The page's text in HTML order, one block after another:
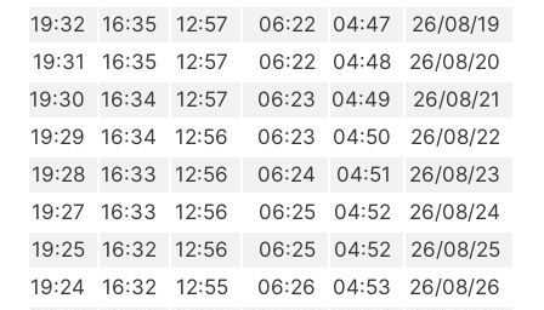
26/08/19
04:47
06:22
12:57
16:35
19:32
26/08/20
04:48
06:22
12:57
16:35
19:31
26/08/21
04:49
06:23
12:57
16:34
19:30
26/08/22
04:50
06:23
12:56
16:34
19:29
26/08/23
04:51
06:24
12:56
16:33
19:28
26/08/24
04:52
06:25
12:56
16:33
19:27
26/08/25
04:52
06:25
12:56
16:32
19:25
26/08/26
04:53
06:26
12:55
16:32
19:24